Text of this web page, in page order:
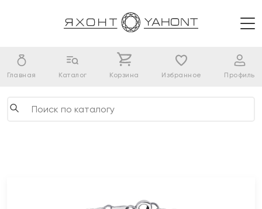
Главная Каталог Корзина Избранное Профиль